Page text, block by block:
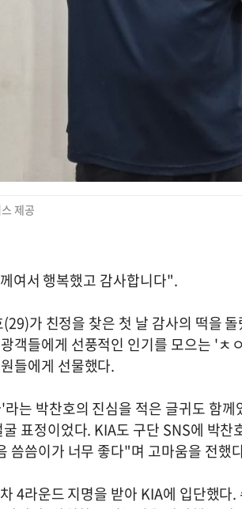
제공
여서 행복했고 감사합니다".
가 친정을 찾은 첫 날 감사의 떡을
객들에게 선풍적인 인기를 모으는 'ㅊ
들에게 선물했다.
는 박찬호의 진심을 적은 글귀도 함
표정이었다. KIA도 구단 SNS에 박
씀씀이가 너무 좋다"며 고마움을 전했
4라운드 지명을 받아 KIA에 입단했다